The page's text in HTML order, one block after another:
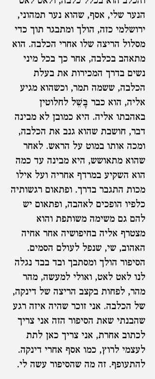
הנער שלי, אסף, שהוא נער תמהוני,
ירושלמי כזה, הולך ומתבגר תוך כדי
מסלול הריצה שלו אחרי הכלבה. הוא
מתאהב בכלבה, אחר כך בכל מיני
נשים בדרך המכירות את בעלת
הכלבה, ששמה תמר, וכשהוא מגיע
אליה, הוא כבר בָּשֵׁל לחלוטין
באהבתו אליה. היא כמובן לא מבינה
דבר, חושבת שהוא גנב את הכלבה,
ומכה אותו במוט על הראש. לאחר
שהוא מתאושש, היא מבינה עד כמה
הוא השקיע במרדף אחריה ועל אילו
מכות התגבר בדרך. ופתאום רגשותיה
כלפיו הופכים לאהבה, ופתאום יש
להם גם משימה משותפת והוא
מצטרף אליה בחיפושיה אחר אחיה
האהוב, שי, שנפל לעולם הסמים.
הסיפור הולך ומסתבך ובד בבד נגלה
לנו לאט לאט, ואולי למעשה, מהר
מהר, לפחות בקצב הריצה של דינקה,
של הכלבה. אני זוכר שהיה איזה רגע
שהבנתי שאת הסיפור הזה אני צריך
לכתוב אחרת, אני צריך כאן לתת
לעצמי לרוץ, כמו אסף אחרי דינקה.
להתעופף. זה מה שהסיפור עשה לי.